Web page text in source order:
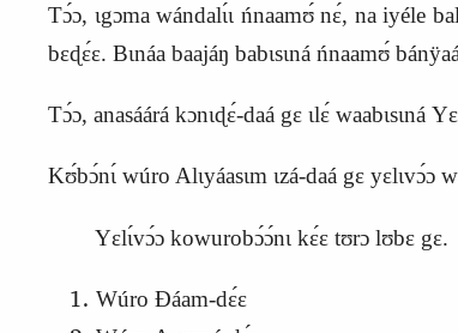
Tɔ́ɔ, ɩgɔma wándalɩ́ɩ ńnaamʊ́ nɛ́, na iyéle
bɛɖɛ́ɛ. Bɩnáa baajáŋ babɩsɩná ńnaamʊ́
Tɔ́ɔ, anasáárá kɔnɩɖɛ́-daá gɛ ɩlɛ́ waabɩsɩná Y
Kʊ́bɔ́nɩ́ wúro Alɩyáasɩm ɩzá-daá gɛ yɛlɩvɔ́ɔ
Yɛlɩ́vɔ́ɔ kowurobɔ́ɔ́nɩ kɛ́ɛ tʊrɔ lʊbɛ gɛ.
Wúro Ɖáam-dɛ́ɛ